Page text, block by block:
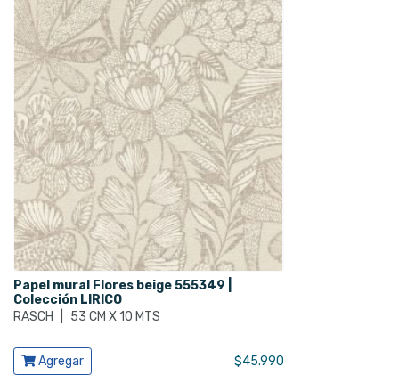
Papel mural Flores beige 555349 |
Colección LIRICO
RASCH
53 CM X 10 MTS
Ver producto
Agregar $45.990